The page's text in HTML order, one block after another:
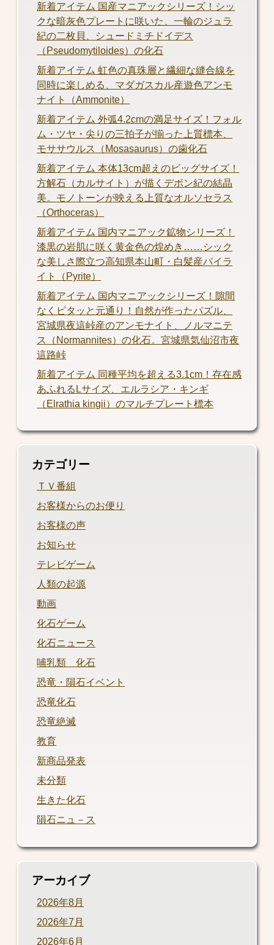
新着アイテム 国産マニアックシリーズ！シッ
クな暗灰色プレートに咲いた、一輪のジュラ
紀の二枚貝、シュードミチドイデス
（Pseudomytiloides）の化石
新着アイテム 虹色の真珠層と繊細な縫合線を
同時に楽しめる、マダガスカル産遊色アンモ
ナイト（Ammonite）
新着アイテム 外弧4.2cmの満足サイズ！フォル
ム・ツヤ・尖りの三拍子が揃った上質標本、
モササウルス（Mosasaurus）の歯化石
新着アイテム 本体13cm超えのビッグサイズ！
方解石（カルサイト）が描くデボン紀の結晶
美。モノトーンが映える上質なオルソセラス
（Orthoceras）
新着アイテム 国内マニアック鉱物シリーズ！
漆黒の岩肌に咲く黄金色の煌めき……シック
な美しさ際立つ高知県本山町・白髪産パイラ
イト（Pyrite）
新着アイテム 国内マニアックシリーズ！隙間
なくピタッと元通り！自然が作ったパズル、
宮城県夜這峠産のアンモナイト、ノルマニテ
ス（Normannites）の化石。宮城県気仙沼市夜
這路峠
新着アイテム 同種平均を超える3.1cm！存在感
あふれるLサイズ、エルラシア・キンギ
（Elrathia kingii）のマルチプレート標本
カテゴリー
ＴＶ番組
お客様からのお便り
お客様の声
お知らせ
テレビゲーム
人類の起源
動画
化石ゲーム
化石ニュース
哺乳類 化石
恐竜・隕石イベント
恐竜化石
恐竜絶滅
教育
新商品発表
未分類
生きた化石
隕石ニュ－ス
アーカイブ
2026年8月
2026年7月
2026年6月